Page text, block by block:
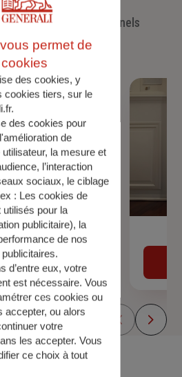
Pour les professionnels
immobilier
permet de
des cookies, y
cookies tiers, sur le
des cookies pour
de
utilisateur, la mesure et
l’interaction
sociaux, le ciblage
: Les cookies de
utilisés pour la
publicitaire), la
de nos
d’entre eux, votre
est nécessaire. Vous
ces cookies ou
accepter, ou alors
votre
les accepter. Vous
ce choix à tout